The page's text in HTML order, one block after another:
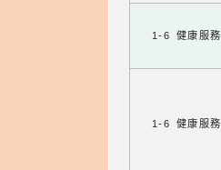
1-6 健康服務
1-6 健康服務